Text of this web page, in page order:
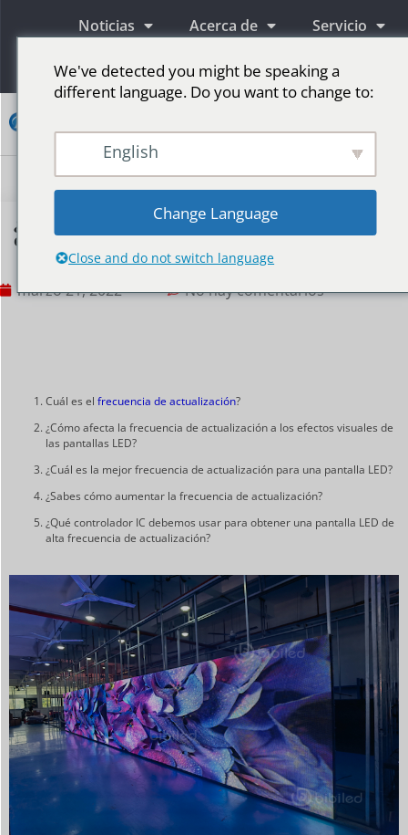
Noticias Acerca de Servicio
Información
¿Es importante la frecuencia de actualización
en una pantalla LED grande?
marzo 21, 2022 No hay comentarios
Cuál es el frecuencia de actualización?
¿Cómo afecta la frecuencia de actualización a los efectos visuales de
las pantallas LED?
¿Cuál es la mejor frecuencia de actualización para una pantalla LED?
¿Sabes cómo aumentar la frecuencia de actualización?
¿Qué controlador IC debemos usar para obtener una pantalla LED de
alta frecuencia de actualización?
We've detected you might be speaking a
different language. Do you want to change to:
English
Change Language
Close and do not switch language